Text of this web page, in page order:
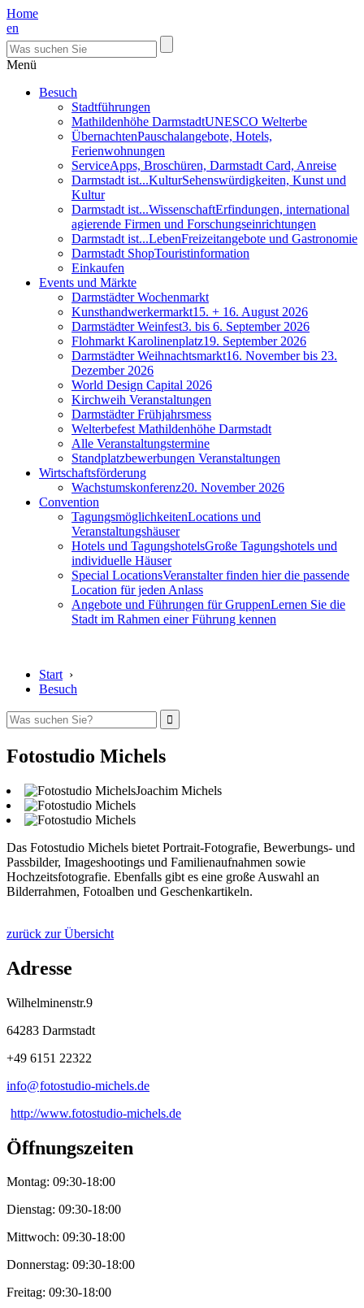
Home
en
Menü
Besuch
Stadtführungen
Mathildenhöhe DarmstadtUNESCO Welterbe
ÜbernachtenPauschalangebote, Hotels,
Ferienwohnungen
ServiceApps, Broschüren, Darmstadt Card, Anreise
Darmstadt ist...KulturSehenswürdigkeiten, Kunst und
Kultur
Darmstadt ist...WissenschaftErfindungen, international
agierende Firmen und Forschungseinrichtungen
Darmstadt ist...LebenFreizeitangebote und Gastronomie
Darmstadt ShopTouristinformation
Einkaufen
Events und Märkte
Darmstädter Wochenmarkt
Kunsthandwerkermarkt15. + 16. August 2026
Darmstädter Weinfest3. bis 6. September 2026
Flohmarkt Karolinenplatz19. September 2026
Darmstädter Weihnachtsmarkt16. November bis 23.
Dezember 2026
World Design Capital 2026
Kirchweih Veranstaltungen
Darmstädter Frühjahrsmess
Welterbefest Mathildenhöhe Darmstadt
Alle Veranstaltungstermine
Standplatzbewerbungen Veranstaltungen
Wirtschaftsförderung
Wachstumskonferenz20. November 2026
Convention
TagungsmöglichkeitenLocations und
Veranstaltungshäuser
Hotels und TagungshotelsGroße Tagungshotels und
individuelle Häuser
Special LocationsVeranstalter finden hier die passende
Location für jeden Anlass
Angebote und Führungen für GruppenLernen Sie die
Stadt im Rahmen einer Führung kennen
Start ›
Besuch
Fotostudio Michels
Joachim Michels
Das Fotostudio Michels bietet Portrait-Fotografie, Bewerbungs- und
Passbilder, Imageshootings und Familienaufnahmen sowie
Hochzeitsfotografie. Ebenfalls gibt es eine große Auswahl an
Bilderrahmen, Fotoalben und Geschenkartikeln.
zurück zur Übersicht
Adresse
Wilhelminenstr.9
64283 Darmstadt
+49 6151 22322
info@fotostudio-michels.de
http://www.fotostudio-michels.de
Öffnungszeiten
Montag: 09:30-18:00
Dienstag: 09:30-18:00
Mittwoch: 09:30-18:00
Donnerstag: 09:30-18:00
Freitag: 09:30-18:00